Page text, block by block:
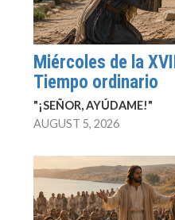
Miércoles de la
Tiempo ordinario
"¡SEÑOR, AYÚDAME!"
AUGUST 5, 2026